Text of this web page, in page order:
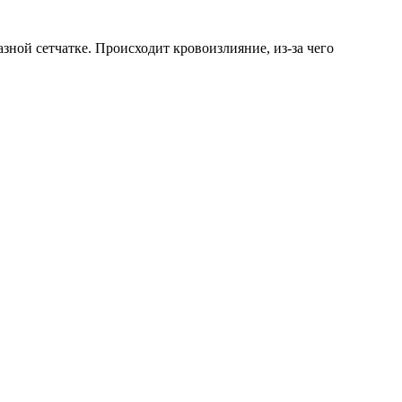
сетчатке. Происходит кровоизлияние, из-за чего